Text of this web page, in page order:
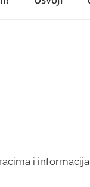
i